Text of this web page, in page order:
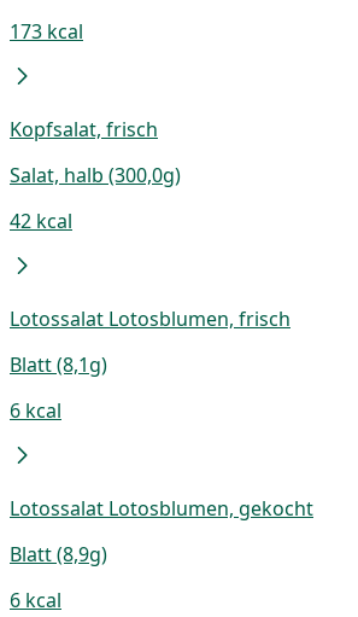
173 kcal
Kopfsalat, frisch
Salat, halb (300,0g)
42 kcal
Lotossalat Lotosblumen, frisch
Blatt (8,1g)
6 kcal
Lotossalat Lotosblumen, gekocht
Blatt (8,9g)
6 kcal